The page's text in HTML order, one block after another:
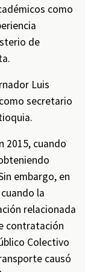
como
de
Luis
secretario
2015, cuando
embargo, en
la
relacionada
contratación
Colectivo
causó